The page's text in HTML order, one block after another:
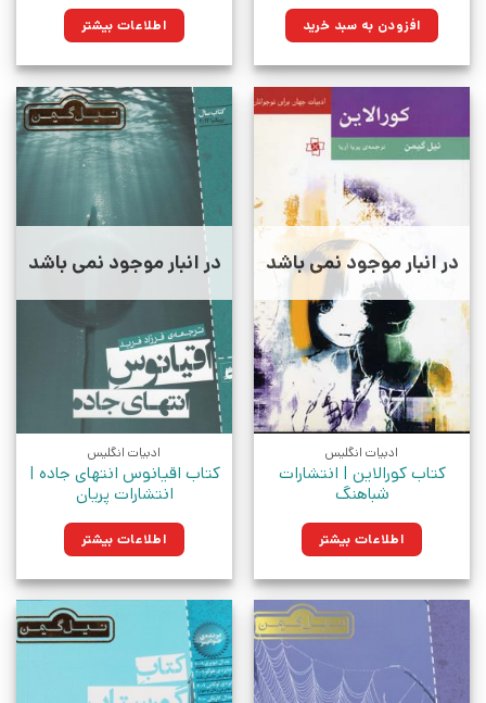
۱,۳۲۸,۰۰۰تومان
بود.
۱,۰۰۲,۶۴۰تومان.افزودن به سبد خرید اطلاعات بیشتر
در انبار موجود نمی باشد
ادبیات انگلیس
کتاب کورالاین | انتشارات
شباهنگ
اطلاعات بیشتر
در انبار موجود نمی باشد
ادبیات انگلیس
کتاب اقیانوس انتهای جاده |
انتشارات پریان
اطلاعات بیشتر